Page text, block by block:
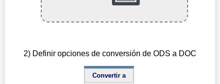
2) Definir opciones de conversión de ODS a DOC
Convertir a